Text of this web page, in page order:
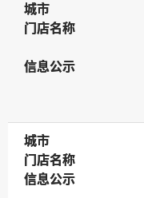
城市
城市
门店名称
门店名称
信息公示
信息公示
城市
城市
门店名称
门店名称
信息公示
信息公示